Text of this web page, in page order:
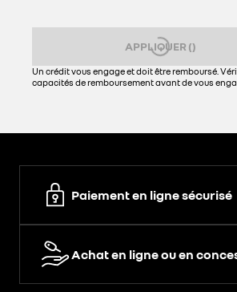
APPLIQUER ()
Un crédit vous engage et doit être remboursé.
capacités de remboursement avant de vous
Paiement en ligne sécurisé
Achat en ligne ou en